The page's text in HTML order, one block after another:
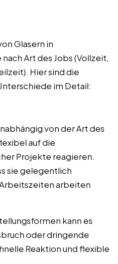
Glasern in
Art des Jobs (Vollzeit,
Hier sind die
im Detail:
von der Art des
auf die
Projekte reagieren.
sie gelegentlich
arbeiten
kann es
oder dringende
Reaktion und flexible